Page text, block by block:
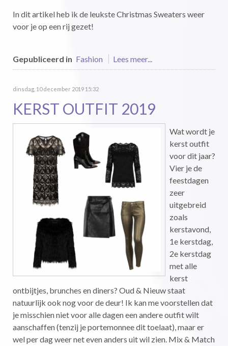
In dit artikel heb ik de leukste Christmas Sweaters weer
voor je op een rij gezet!
Gepubliceerd in Fashion Lees meer...
dinsdag, 10 december 2019 15:32
KERST OUTFIT 2019
Wat wordt je
kerst outfit
voor dit jaar?
Vier je de
feestdagen
zeer
uitgebreid
zoals
kerstavond,
1e kerstdag,
2e kerstdag
met alle
kerst
ontbijtjes, brunches en diners? Oud & Nieuw staat
natuurlijk ook nog voor de deur! Ik kan me voorstellen dat
je misschien niet voor alle dagen een andere outfit wilt
aanschaffen (tenzij je portemonnee dit toelaat), maar er
wel per dag weer net even anders uit wil zien. Mix & Match